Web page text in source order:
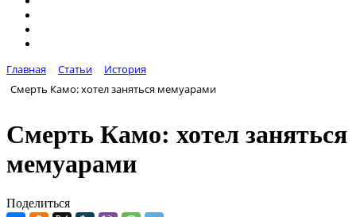
Главная Статьи
История
Смерть Камо: хотел заняться мемуарами
Смерть Камо: хотел заняться
мемуарами
Поделиться